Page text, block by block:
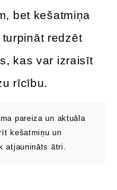
bet kešatmiņa
redzēt
kas var izraisīt
rīcību.
pareiza un aktuāla
kešatmiņu un
atjaunināts ātri.